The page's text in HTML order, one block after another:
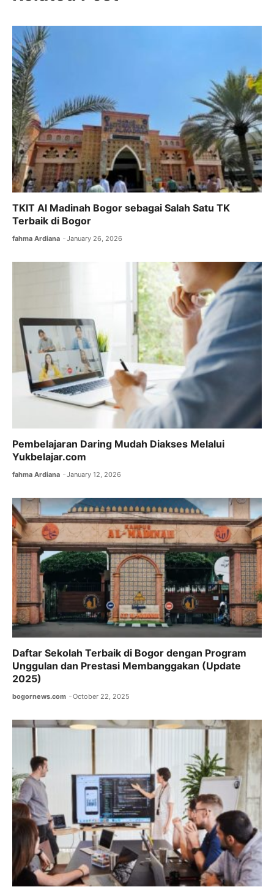
b
o
o
k
A a
TKIT Al Madinah Bogor sebagai Salah Satu TK
Terbaik di Bogor
fahma Ardiana January 26, 2026
Pembelajaran Daring Mudah Diakses Melalui
Yukbelajar.com
fahma Ardiana January 12, 2026
Daftar Sekolah Terbaik di Bogor dengan Program
Unggulan dan Prestasi Membanggakan (Update
2025)
bogornews.com October 22, 2025